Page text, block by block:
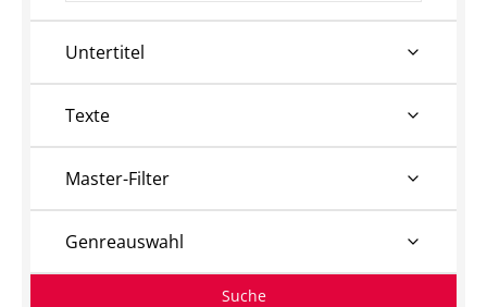
Untertitel
Texte
Master-Filter
Genreauswahl
Suche